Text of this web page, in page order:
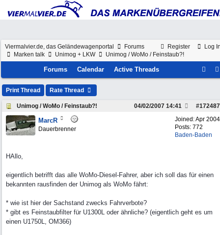
Register Log
Viermalvier.de, das Geländewagenportal
Forums
Marken talk
Unimog + LKW Unimog / WoMo / Feinstaub?!
Forums Calendar Active Threads
Print Thread Rate Thread
Unimog / WoMo / Feinstaub?! #172487
04/02/2007 14:41
Joined:Apr 2004
Posts: 772
Baden-Baden
MarcR
Dauerbrenner
HAllo,
eigentlich betrifft das alle WoMo-Diesel-Fahrer, aber ich soll das für einen
bekannten rausfinden der Unimog als WoMo fährt:
* wie ist hier der Sachstand zwecks Fahrverbote?
* gibt es Feinstaubfilter für U1300L oder ähnliche? (eigentlich geht es um
einen U1750L, OM366)